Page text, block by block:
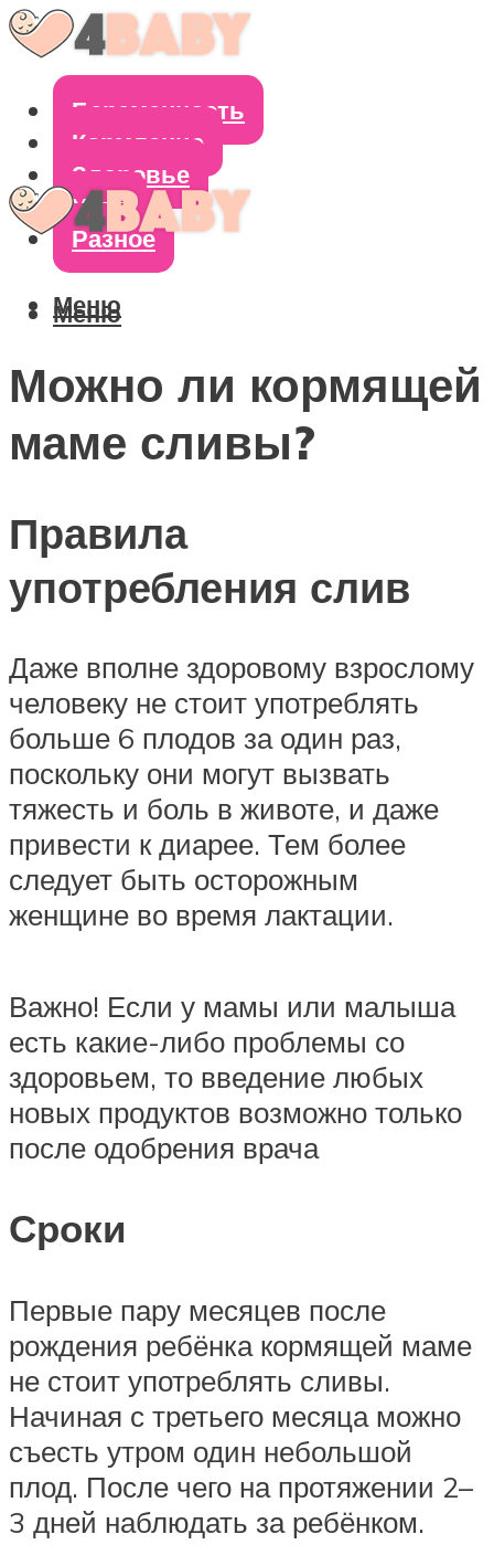
Беременность
Кормление
Здоровье
Уход
Разное
Меню
Меню
Можно ли кормящей
маме сливы?
Правила
употребления слив
Даже вполне здоровому взрослому
человеку не стоит употреблять
больше 6 плодов за один раз,
поскольку они могут вызвать
тяжесть и боль в животе, и даже
привести к диарее. Тем более
следует быть осторожным
женщине во время лактации.
Важно! Если у мамы или малыша
есть какие-либо проблемы со
здоровьем, то введение любых
новых продуктов возможно только
после одобрения врача
Сроки
Первые пару месяцев после
рождения ребёнка кормящей маме
не стоит употреблять сливы.
Начиная с третьего месяца можно
съесть утром один небольшой
плод. После чего на протяжении 2–
3 дней наблюдать за ребёнком.